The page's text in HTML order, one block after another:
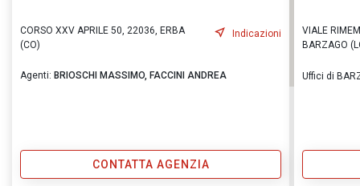
CORSO XXV APRILE 50, 22036, ERBA
(CO)
Indicazioni
Agenti: BRIOSCHI MASSIMO, FACCINI ANDREA
CONTATTA AGENZIA
VIALE
BARZAGO
Uffici di